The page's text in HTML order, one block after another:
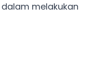
melakukan